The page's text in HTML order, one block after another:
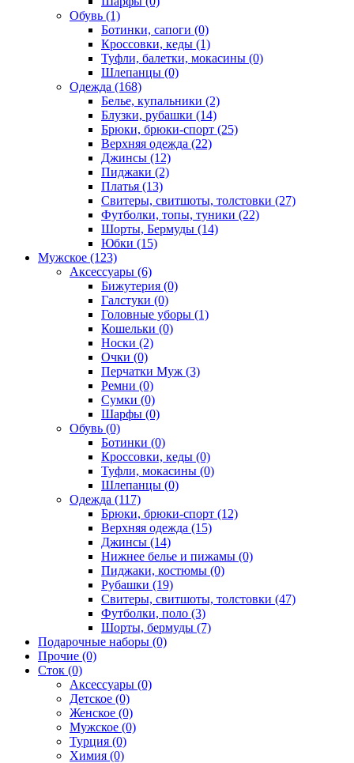
Обувь (1)
Ботинки, сапоги (0)
Кроссовки, кеды (1)
Туфли, балетки, мокасины (0)
Шлепанцы (0)
Одежда (168)
Белье, купальники (2)
Блузки, рубашки (14)
Брюки, брюки-спорт (25)
Верхняя одежда (22)
Джинсы (12)
Пиджаки (2)
Платья (13)
Свитеры, свитшоты, толстовки (27)
Футболки, топы, туники (22)
Шорты, Бермуды (14)
Юбки (15)
Мужское (123)
Аксессуары (6)
Бижутерия (0)
Галстуки (0)
Головные уборы (1)
Кошельки (0)
Носки (2)
Очки (0)
Перчатки Муж (3)
Ремни (0)
Сумки (0)
Шарфы (0)
Обувь (0)
Ботинки (0)
Кроссовки, кеды (0)
Туфли, мокасины (0)
Шлепанцы (0)
Одежда (117)
Брюки, брюки-спорт (12)
Верхняя одежда (15)
Джинсы (14)
Нижнее белье и пижамы (0)
Пиджаки, костюмы (0)
Рубашки (19)
Свитеры, свитшоты, толстовки (47)
Футболки, поло (3)
Шорты, бермуды (7)
Подарочные наборы (0)
Прочие (0)
Сток (0)
Аксессуары (0)
Детское (0)
Женское (0)
Мужское (0)
Турция (0)
Химия (0)